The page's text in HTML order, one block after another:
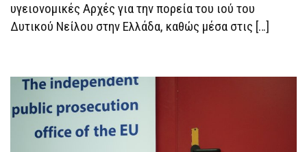
ΕΠΊΚΕΝΤΡΟ
Η
ΑΤΤΙΚΉ
υγειονομικές Αρχές για την πορεία του ιού του
Δυτικού Νείλου στην Ελλάδα, καθώς μέσα στις […]